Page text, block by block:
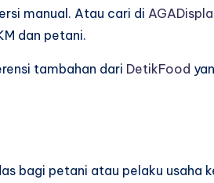
manual. Atau cari di
dan petani.
tambahan dari DetikFood
bagi petani atau pelaku usaha